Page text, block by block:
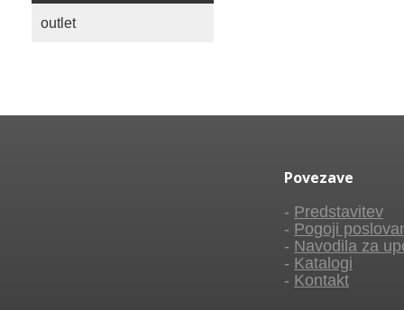
outlet
Povezave
- Predstavitev
- Pogoji
- Navodila za
- Katalogi
- Kontakt